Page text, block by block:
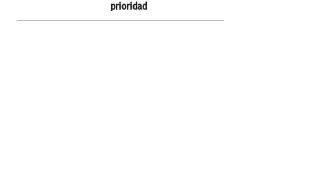
prioridad